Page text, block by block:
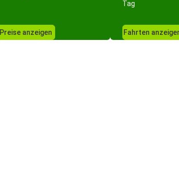
Preise anzeigen
Tag
Fahrten